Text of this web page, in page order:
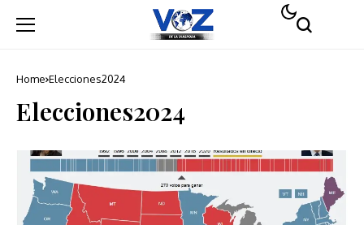
Home Elecciones2024
Elecciones2024